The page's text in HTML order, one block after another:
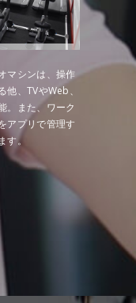
マシンは、操作
他、TVやWeb、
。また、ワーク
アプリで管理す
す。